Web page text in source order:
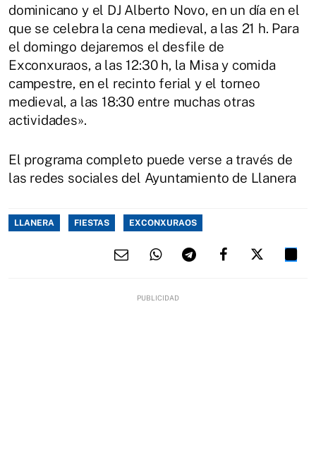
dominicano y el DJ Alberto Novo, en un día en el
que se celebra la cena medieval, a las 21 h. Para
el domingo dejaremos el desfile de
Exconxuraos, a las 12:30 h, la Misa y comida
campestre, en el recinto ferial y el torneo
medieval, a las 18:30 entre muchas otras
actividades».
El programa completo puede verse a través de
las redes sociales del Ayuntamiento de Llanera
LLANERA FIESTAS EXCONXURAOS